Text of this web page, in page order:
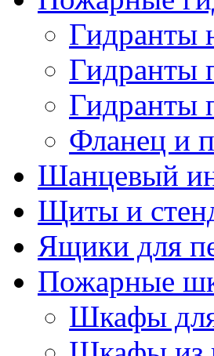
Гидранты
Гидранты
Гидранты
Фланец и
Шанцевый
Щиты и
Ящики для
Пожарные
Шкафы